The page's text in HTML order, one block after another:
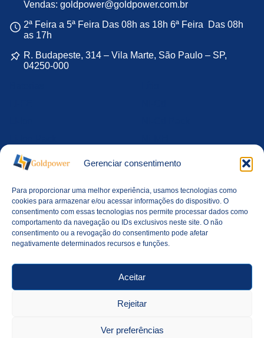
Gerenciar consentimento
Para proporcionar uma melhor experiência, usamos tecnologias como
cookies para armazenar e/ou acessar informações do dispositivo. O
consentimento com essas tecnologias nos permite processar dados como
comportamento da navegação ou IDs exclusivos neste site. O não
consentimento ou a revogação do consentimento pode afetar
negativamente determinados recursos e funções.
Aceitar
Rejeitar
Ver preferências
Vendas: goldpower@goldpower.com.br
2ª Feira a 5ª Feira Das 08h as 18h 6ª Feira Das 08h
as 17h
R. Budapeste, 314 – Vila Marte, São Paulo – SP,
04250-000
Li-MnO2
Li-Po Pack
Li-SOCl2
Pack de Baterias
VRLA
Montagem de Packs